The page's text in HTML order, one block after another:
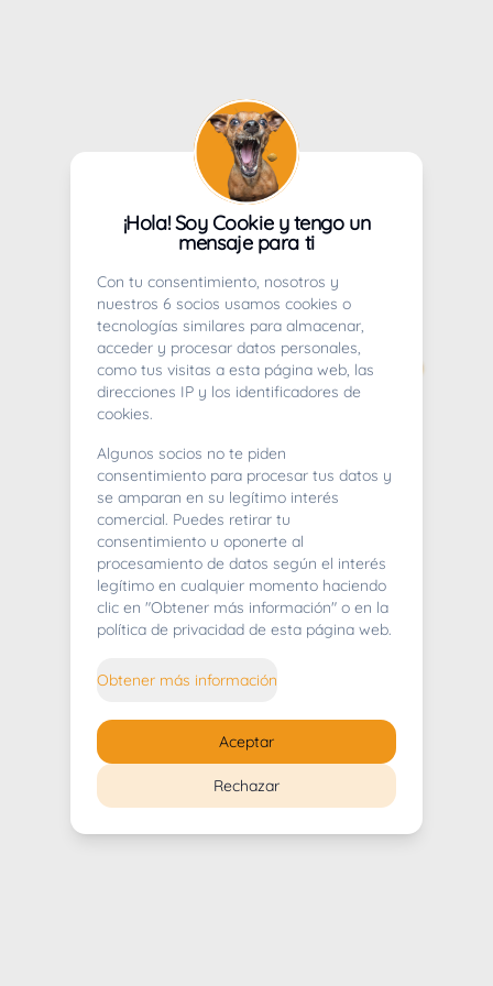
404
Whoops! Lo sentimos mucho.
¡Hola! Soy Cookie y tengo un
mensaje para ti
Con tu consentimiento, nosotros y
nuestros 6 socios usamos cookies o
tecnologías similares para almacenar,
acceder y procesar datos personales,
como tus visitas a esta página web, las
direcciones IP y los identificadores de
cookies.
Algunos socios no te piden
consentimiento para procesar tus datos y
se amparan en su legítimo interés
comercial. Puedes retirar tu
consentimiento u oponerte al
procesamiento de datos según el interés
legítimo en cualquier momento haciendo
clic en "Obtener más información" o en la
política de privacidad de esta página web.
Obtener más información
Rechazar
Aceptar